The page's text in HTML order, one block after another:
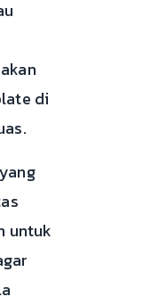
di
untuk